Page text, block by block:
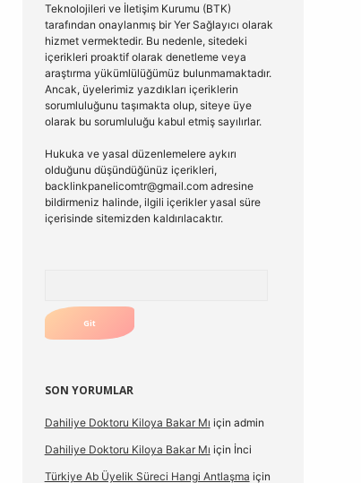
Teknolojileri ve İletişim Kurumu (BTK)
tarafından onaylanmış bir Yer Sağlayıcı olarak
hizmet vermektedir. Bu nedenle, sitedeki
içerikleri proaktif olarak denetleme veya
araştırma yükümlülüğümüz bulunmamaktadır.
Ancak, üyelerimiz yazdıkları içeriklerin
sorumluluğunu taşımakta olup, siteye üye
olarak bu sorumluluğu kabul etmiş sayılırlar.
Hukuka ve yasal düzenlemelere aykırı
olduğunu düşündüğünüz içerikleri,
backlinkpanelicomtr@gmail.comadresine
bildirmeniz halinde, ilgili içerikler yasal süre
içerisinde sitemizden kaldırılacaktır.
SON YORUMLAR
Dahiliye Doktoru Kiloya Bakar Mı için admin
Dahiliye Doktoru Kiloya Bakar Mı için İnci
Türkiye Ab Üyelik Süreci Hangi Antlaşma için